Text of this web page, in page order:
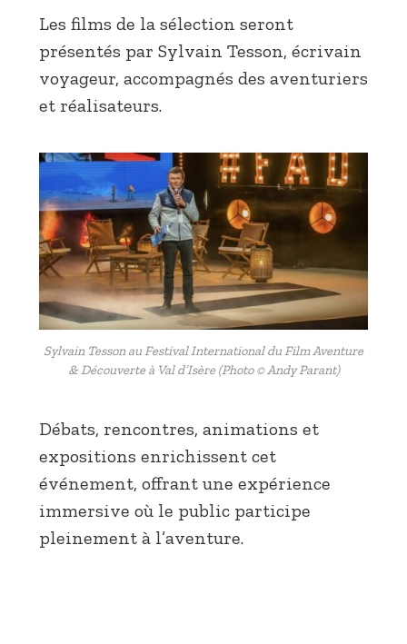
Les films de la sélection seront
présentés par Sylvain Tesson, écrivain
voyageur, accompagnés des aventuriers
et réalisateurs.
Sylvain Tesson au Festival International du Film Aventure
& Découverte à Val d’Isère (Photo © Andy Parant)
Débats, rencontres, animations et
expositions enrichissent cet
événement, offrant une expérience
immersive où le public participe
pleinement à l’aventure.